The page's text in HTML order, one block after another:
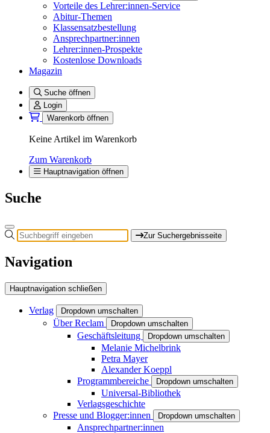
Vorteile des Lehrer:innen-Service
Abitur-Themen
Klassensatzbestellung
Ansprechpartner:innen
Lehrer:innen-Prospekte
Kostenlose Downloads
Magazin
Suche öffnen
Login
Warenkorb öffnen
Keine Artikel im Warenkorb
Zum Warenkorb
Hauptnavigation öffnen
Suche
Zur Suchergebnisseite
Navigation
Hauptnavigation schließen
Verlag Dropdown umschalten
Über Reclam Dropdown umschalten
Geschäftsleitung Dropdown umschalten
Melanie Michelbrink
Petra Mayer
Alexander Koeppl
Programmbereiche
Dropdown umschalten
Universal-Bibliothek
Verlagsgeschichte
Presse und Blogger:innen
Dropdown umschalten
Ansprechpartner:innen